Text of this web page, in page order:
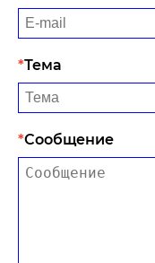
Тема
Сообщение